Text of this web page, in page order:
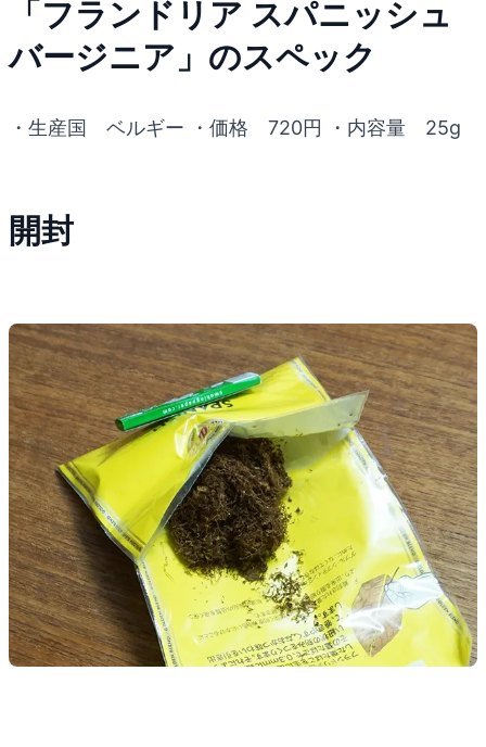
「フランドリア スパニッシュ
バージニア」のスペック
・生産国 ベルギー ・価格 720円 ・内容量 25g
開封